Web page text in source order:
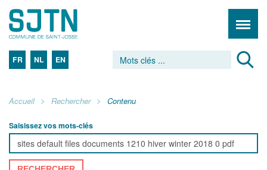
FR NL EN
Accueil Rechercher Contenu
Saisissez vos mots-clés